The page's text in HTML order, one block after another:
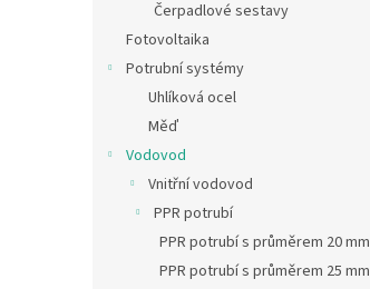
Čerpadlové sestavy
Fotovoltaika
Potrubní systémy
Uhlíková ocel
Měď
Vodovod
Vnitřní vodovod
PPR potrubí
PPR potrubí s průměrem 20 mm
PPR potrubí s průměrem 25 mm